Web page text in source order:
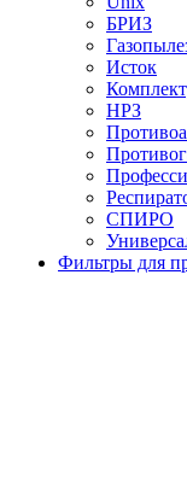
БРИЗ
Исток
НРЗ
СПИРО
Фильтры для